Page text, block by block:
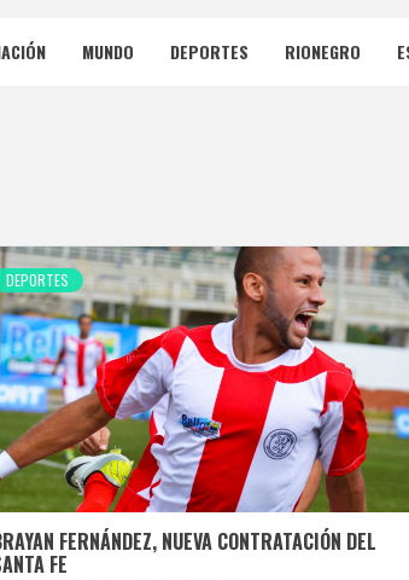
MUNDO DEPORTES RIONEGRO
DEPORTES
FERNÁNDEZ, NUEVA CONTRATACIÓN DEL
FE